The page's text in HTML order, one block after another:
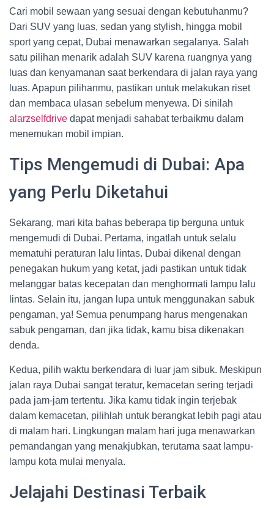
Cari mobil sewaan yang sesuai dengan kebutuhanmu?
Dari SUV yang luas, sedan yang stylish, hingga mobil
sport yang cepat, Dubai menawarkan segalanya. Salah
satu pilihan menarik adalah SUV karena ruangnya yang
luas dan kenyamanan saat berkendara di jalan raya yang
luas. Apapun pilihanmu, pastikan untuk melakukan riset
dan membaca ulasan sebelum menyewa. Di sinilah
alarzselfdrive dapat menjadi sahabat terbaikmu dalam
menemukan mobil impian.
Tips Mengemudi di Dubai: Apa
yang Perlu Diketahui
Sekarang, mari kita bahas beberapa tip berguna untuk
mengemudi di Dubai. Pertama, ingatlah untuk selalu
mematuhi peraturan lalu lintas. Dubai dikenal dengan
penegakan hukum yang ketat, jadi pastikan untuk tidak
melanggar batas kecepatan dan menghormati lampu lalu
lintas. Selain itu, jangan lupa untuk menggunakan sabuk
pengaman, ya! Semua penumpang harus mengenakan
sabuk pengaman, dan jika tidak, kamu bisa dikenakan
denda.
Kedua, pilih waktu berkendara di luar jam sibuk. Meskipun
jalan raya Dubai sangat teratur, kemacetan sering terjadi
pada jam-jam tertentu. Jika kamu tidak ingin terjebak
dalam kemacetan, pilihlah untuk berangkat lebih pagi atau
di malam hari. Lingkungan malam hari juga menawarkan
pemandangan yang menakjubkan, terutama saat lampu-
lampu kota mulai menyala.
Jelajahi Destinasi Terbaik